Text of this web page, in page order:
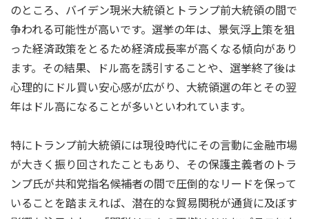
のところ、バイデン現米大統領とトランプ前大統領の間で
争われる可能性が高いです。選挙の年は、景気浮上策を狙
った経済政策をとるため経済成長率が高くなる傾向があり
ます。その結果、ドル高を誘引することや、選挙終了後は
心理的にドル買い安心感が広がり、大統領選の年とその翌
年はドル高になることが多いといわれています。
特にトランプ前大統領には現役時代にその言動に金融市場
が大きく振り回されたこともあり、その保護主義者のトラ
ンプ氏が共和党指名候補者の間で圧倒的なリードを保って
いることを踏まえれば、潜在的な貿易関税が通貨に及ぼす